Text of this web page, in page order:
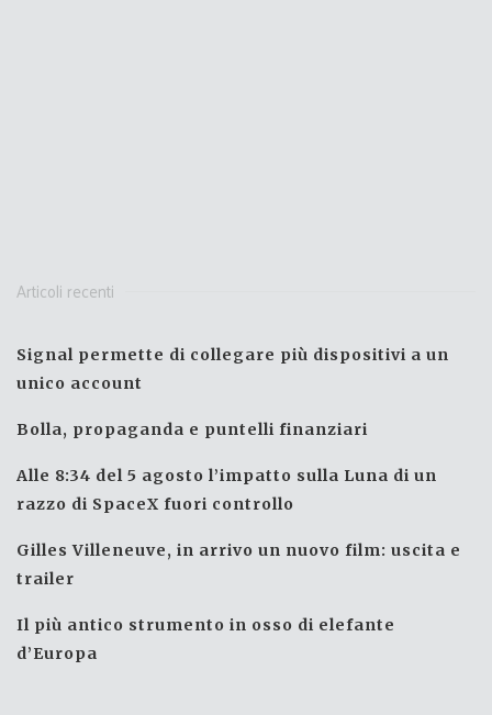
Articoli recenti
Signal permette di collegare più dispositivi a un
unico account
Bolla, propaganda e puntelli finanziari
Alle 8:34 del 5 agosto l’impatto sulla Luna di un
razzo di SpaceX fuori controllo
Gilles Villeneuve, in arrivo un nuovo film: uscita e
trailer
Il più antico strumento in osso di elefante
d’Europa